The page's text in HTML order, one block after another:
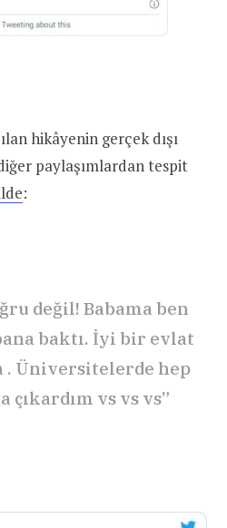
hikâyenin gerçek dışı
paylaşımlardan tespit
:
değil! Babama ben
baktı. İyi bir evlat
. Üniversitelerde hep
çıkardım vs vs vs”